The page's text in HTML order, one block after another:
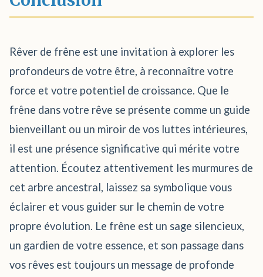
Rêver de frêne est une invitation à explorer les
profondeurs de votre être, à reconnaître votre
force et votre potentiel de croissance. Que le
frêne dans votre rêve se présente comme un guide
bienveillant ou un miroir de vos luttes intérieures,
il est une présence significative qui mérite votre
attention. Écoutez attentivement les murmures de
cet arbre ancestral, laissez sa symbolique vous
éclairer et vous guider sur le chemin de votre
propre évolution. Le frêne est un sage silencieux,
un gardien de votre essence, et son passage dans
vos rêves est toujours un message de profonde